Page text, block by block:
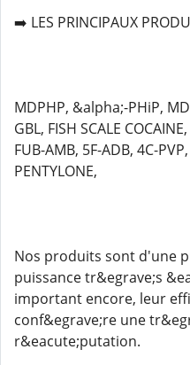
➡️ LES PRINCIPAUX
MDPHP, &alpha;-PHiP,
GBL, FISH SCALE
FUB-AMB, 5F-ADB, 4C-
PENTYLONE,
Nos produits sont d'une
puissance tr&egrave;s
important encore, leur
conf&egrave;re une
r&eacute;putation.